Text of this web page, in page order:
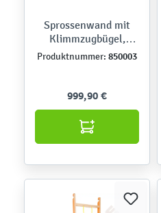
Sprossenwand mit
Klimmzugbügel,
Holzgestell
Produktnummer: 850003
999,90 €